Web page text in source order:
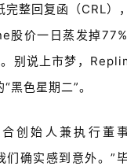
完整回复函（CRL）
股价一日蒸发掉77%
别说上市梦，
“黑色星期二”。
创始人兼执行董
们确实感到意外。”